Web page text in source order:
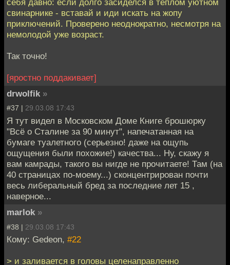
себя давно: если долго засиделся в теплом уютном
свинарнике - вставай и иди искать на жопу
приключений. Проверено неоднократно, несмотря на
немолодой уже возраст.
Так точно!
[яростно поддакивает]
drwolfik »
#37 | 29.03.08 17:43
Я тут видел в Московском Доме Книге брошюрку
"Всё о Сталине за 90 минут", напечатанная на
бумаге туалетного (серьезно! даже на ощупь
ощущения были похожие!) качества... Ну, скажу я
вам камрады, такого вы нигде не прочитаете! Там (на
40 страницах по-моему...) сконцентрирован почти
весь либеральный бред за последние лет 15 ,
наверное...
marlok »
#38 | 29.03.08 17:43
Кому: Gedeon, #22
> и заливается в головы целенаправленно